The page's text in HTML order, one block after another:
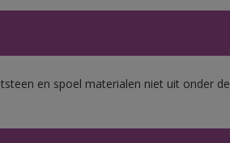
en spoel materialen niet uit onder de